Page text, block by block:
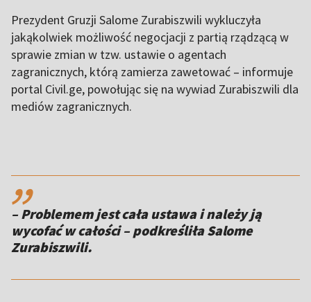
Prezydent Gruzji Salome Zurabiszwili wykluczyła
jakąkolwiek możliwość negocjacji z partią rządzącą w
sprawie zmian w tzw. ustawie o agentach
zagranicznych, którą zamierza zawetować – informuje
portal Civil.ge, powołując się na wywiad Zurabiszwili dla
mediów zagranicznych.
,,
– Problemem jest cała ustawa i należy ją
wycofać w całości – podkreśliła Salome
Zurabiszwili.